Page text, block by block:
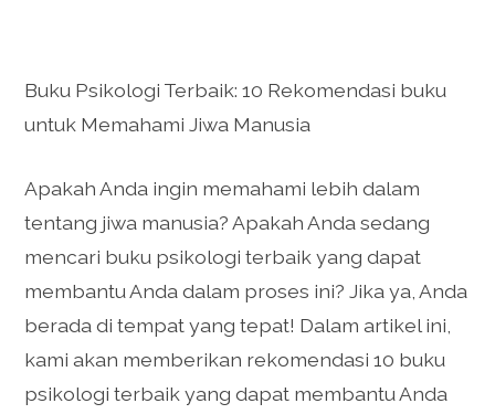
Buku Psikologi Terbaik: 10 Rekomendasi buku
untuk Memahami Jiwa Manusia
Apakah Anda ingin memahami lebih dalam
tentang jiwa manusia? Apakah Anda sedang
mencari buku psikologi terbaik yang dapat
membantu Anda dalam proses ini? Jika ya, Anda
berada di tempat yang tepat! Dalam artikel ini,
kami akan memberikan rekomendasi 10 buku
psikologi terbaik yang dapat membantu Anda